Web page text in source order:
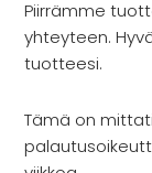
Piirrämme
yhteyteen.
tuotteesi.
Tämä on